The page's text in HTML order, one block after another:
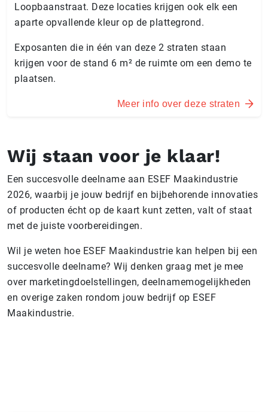
Loopbaanstraat. Deze locaties krijgen ook elk een
aparte opvallende kleur op de plattegrond.
Exposanten die in één van deze 2 straten staan
krijgen voor de stand 6 m² de ruimte om een demo te
plaatsen.
Meer info over deze straten
Wij staan voor je klaar!
Een succesvolle deelname aan ESEF Maakindustrie
2026, waarbij je jouw bedrijf en bijbehorende innovaties
of producten écht op de kaart kunt zetten, valt of staat
met de juiste voorbereidingen.
Wil je weten hoe ESEF Maakindustrie kan helpen bij een
succesvolle deelname? Wij denken graag met je mee
over marketingdoelstellingen, deelnamemogelijkheden
en overige zaken rondom jouw bedrijf op ESEF
Maakindustrie.